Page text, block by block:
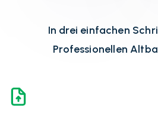
In drei einfachen
Professionellen